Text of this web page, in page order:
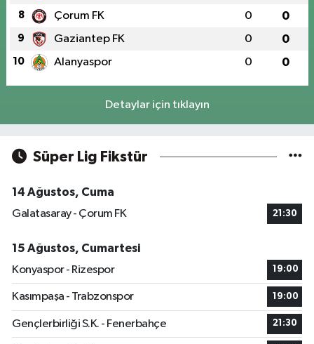
8 Çorum FK 0 0
9 Gaziantep FK 0 0
10 Alanyaspor 0 0
Detaylar için tıklayın
Süper Lig Fikstür
14 Ağustos, Cuma
Galatasaray - Çorum FK
21:30
15 Ağustos, Cumartesi
Konyaspor - Rizespor
19:00
Kasımpaşa - Trabzonspor 19:00
Gençlerbirliği S.K. - Fenerbahçe 21:30